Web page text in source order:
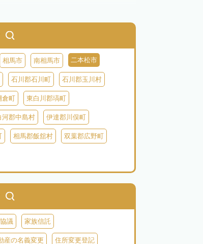
相馬市 南相馬市 二本松市
石川郡石川町 石川郡玉川村
倉町 東白川郡塙町
河郡中島村 伊達郡川俣町
相馬郡飯舘村 双葉郡広野町
会津坂下町 河沼郡柳津町
村
議 家族信託
産の名義変更 住所変更登記